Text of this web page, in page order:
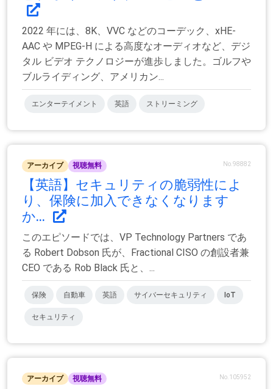
2022 年には、8K、VVC などのコーデック、xHE-
AAC や MPEG-H による高度なオーディオなど、デジ
タル ビデオ テクノロジーが進歩しました。ゴルフや
ブルライディング、アメリカン...
エンターテイメント 英語 ストリーミング
アーカイブ 視聴無料 No.98882
【英語】セキュリティの脆弱性によ
り、保険に加入できなくなります
か...
このエピソードでは、VP Technology Partners であ
る Robert Dobson 氏が、Fractional CISO の創設者兼
CEO である Rob Black 氏と、...
保険 自動車 英語 サイバーセキュリティ IoT
セキュリティ
アーカイブ 視聴無料 No.105952